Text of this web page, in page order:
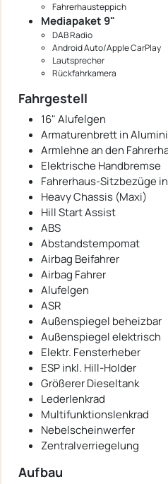
Fahrerhausteppich
Mediapaket 9"
DAB Radio
Android Auto/Apple CarPlay
Lautsprecher
Rückfahrkamera
Fahrgestell
16" Alufelgen
Armaturenbrett in
Armlehne an den
Elektrische Handbremse
Fahrerhaus-Sitzbezüge
Heavy Chassis (Maxi)
Hill Start Assist
ABS
Abstandstempomat
Airbag Beifahrer
Airbag Fahrer
Alufelgen
ASR
Außenspiegel beheizbar
Außenspiegel elektrisch
Elektr. Fensterheber
ESP inkl. Hill-Holder
Größerer Dieseltank
Lederlenkrad
Multifunktionslenkrad
Nebelscheinwerfer
Zentralverriegelung
Aufbau